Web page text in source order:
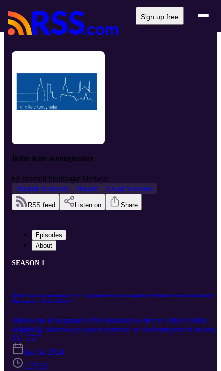
Sign up free
İklim Kafe Konuşmaları
by İstanbul Politikalar Merkezi
Natural Sciences
Nature Social Sciences
RSS feed Listen on Share
Episodes
About
SEASON 1
İklim Kafe Konuşmaları 26: ''Kapitalizmin Varoluşsal Krizi:İklim Yıkımı,Teknolojik
Dönüşüm ve Eşitsizlikler''
İklim Kafe Konuşmaları İPM Karaköy'de devam ediyor! İklim
değişikliği alanında çalışan araştırmacı ve akademisyenleri bir araya
getirdiğimiz İklim Kafe Konuşmaları’nın yirmialtıncısı
"Kapitalizmin Varoluşsal Krizi: İklim Yıkımı, Teknolojik Dönüşüm
ve Eşitsizlikler'' 23 Ocak'ta Ümit Şahin’in moderatörlüğünde Prof.
Dr. Haluk Levent ile gerçekleşti.
S1 · E27
Jan 24, 2024
1:27:15